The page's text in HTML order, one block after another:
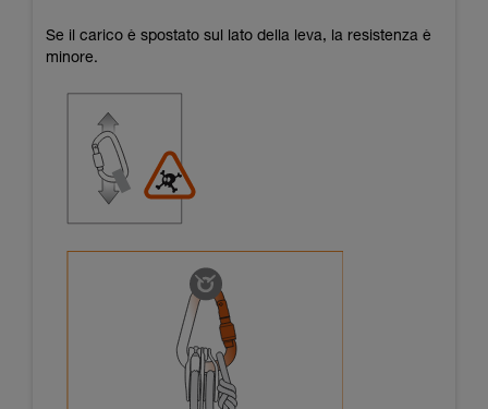
Se il carico è spostato sul lato della leva, la resistenza è
minore.